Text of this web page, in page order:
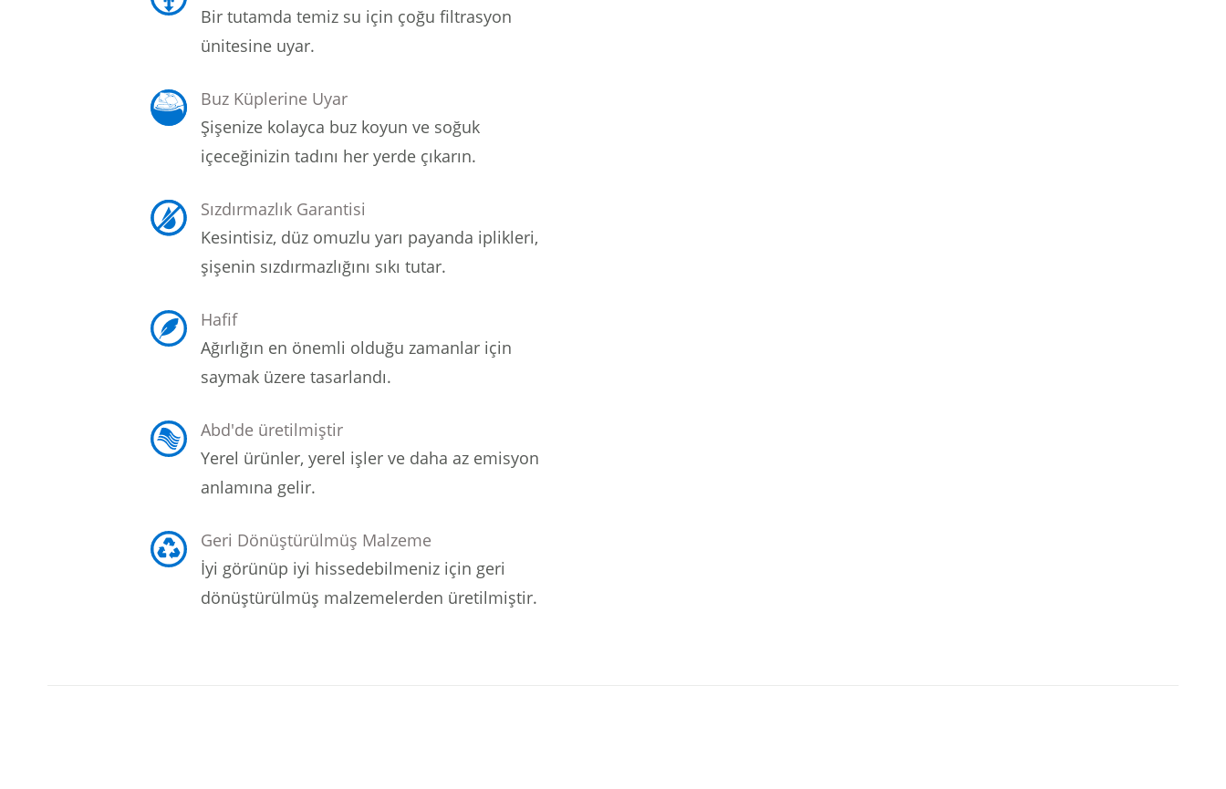
Bir tutamda temiz su için çoğu filtrasyon
ünitesine uyar.
Buz Küplerine Uyar
Şişenize kolayca buz koyun ve soğuk
içeceğinizin tadını her yerde çıkarın.
Sızdırmazlık Garantisi
Kesintisiz, düz omuzlu yarı payanda iplikleri,
şişenin sızdırmazlığını sıkı tutar.
Hafif
Ağırlığın en önemli olduğu zamanlar için
saymak üzere tasarlandı.
Abd'de üretilmiştir
Yerel ürünler, yerel işler ve daha az emisyon
anlamına gelir.
Geri Dönüştürülmüş Malzeme
İyi görünüp iyi hissedebilmeniz için geri
dönüştürülmüş malzemelerden üretilmiştir.